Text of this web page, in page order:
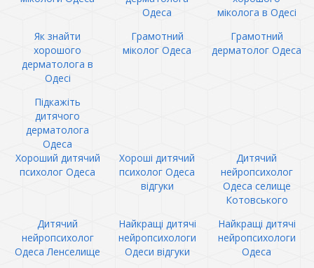
Одеса
міколога в Одесі
Як знайти
хорошого
дерматолога в
Одесі
Грамотний
міколог Одеса
Грамотний
дерматолог Одеса
Підкажіть
дитячого
дерматолога
Одеса
Хороший дитячий
психолог Одеса
Хороші дитячий
психолог Одеса
відгуки
Дитячий
нейропсихолог
Одеса селище
Котовського
Дитячий
нейропсихолог
Одеса Ленселище
Найкращі дитячі
нейропсихологи
Одеси відгуки
Найкращі дитячі
нейропсихологи
Одеса